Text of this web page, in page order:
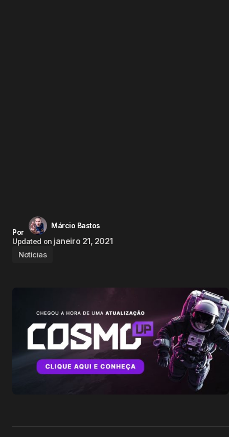
Por
Márcio Bastos
Updated on janeiro 21, 2021
Notícias